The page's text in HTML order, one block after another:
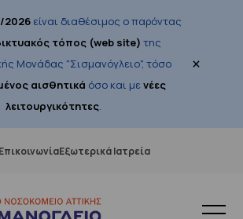
2026είναι διαθέσιμος ο παρόντας
τόπος (web site) της
Μονάδας "Σισμανόγλειο", τόσο
αισθητικά όσο και μενέες
λειτουργικότητες.
×
ΕπικοινωνίαΕξωτερικά Ιατρεία